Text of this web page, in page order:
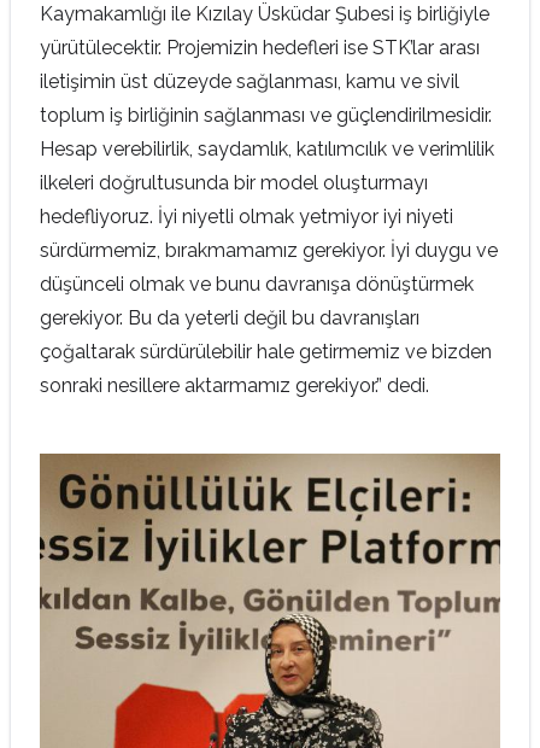
Kaymakamlığı ile Kızılay Üsküdar Şubesi iş birliğiyle
yürütülecektir. Projemizin hedefleri ise STK’lar arası
iletişimin üst düzeyde sağlanması, kamu ve sivil
toplum iş birliğinin sağlanması ve güçlendirilmesidir.
Hesap verebilirlik, saydamlık, katılımcılık ve verimlilik
ilkeleri doğrultusunda bir model oluşturmayı
hedefliyoruz. İyi niyetli olmak yetmiyor iyi niyeti
sürdürmemiz, bırakmamamız gerekiyor. İyi duygu ve
düşünceli olmak ve bunu davranışa dönüştürmek
gerekiyor. Bu da yeterli değil bu davranışları
çoğaltarak sürdürülebilir hale getirmemiz ve bizden
sonraki nesillere aktarmamız gerekiyor.” dedi.